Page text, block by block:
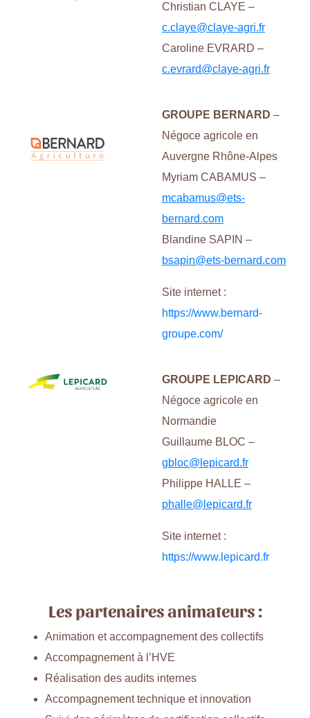
Christian CLAYE –
c.claye@claye-agri.fr
Caroline EVRARD –
c.evrard@claye-agri.fr
GROUPE BERNARD –
Négoce agricole en
Auvergne Rhône-Alpes
Myriam CABAMUS –
mcabamus@ets-
bernard.com
Blandine SAPIN –
bsapin@ets-bernard.com
Site internet :
https://www.bernard-
groupe.com/
GROUPE LEPICARD –
Négoce agricole en
Normandie
Guillaume BLOC –
gbloc@lepicard.fr
Philippe HALLE –
phalle@lepicard.fr
Site internet :
https://www.lepicard.fr
Les partenaires animateurs :
Animation et accompagnement des collectifs
Accompagnement à l’HVE
Réalisation des audits internes
Accompagnement technique et innovation